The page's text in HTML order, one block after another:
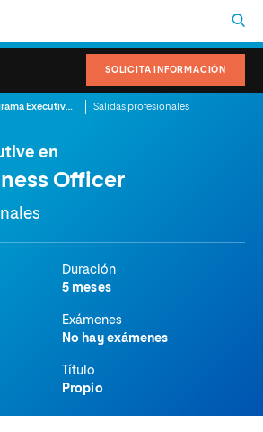
SOLICITA INFORMACIÓN
Programa Executive en Chief Happiness Officer Salidas profesionales
en
Officer
Duración
5 meses
Exámenes
No hay exámenes
Título
Propio